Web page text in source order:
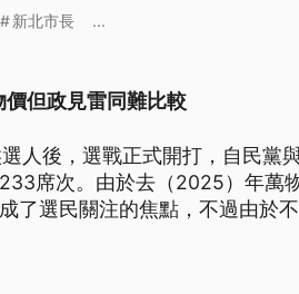
新北市長 ...
價但政見雷同難比較
人後，選戰正式開打，自民黨
席次。由於去（2025）年萬
了選民關注的焦點，不過由於